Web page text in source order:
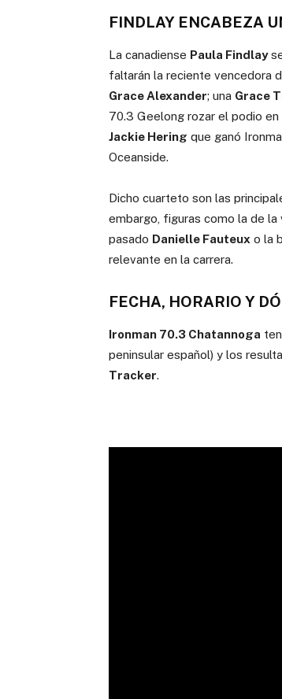
FINDLAY ENCABEZA
La canadiense Paula Findlay
faltarán la reciente vencedora
Grace Alexander; una Grace
70.3 Geelong rozar el podio
Jackie Hering que ganó
Oceanside.
Dicho cuarteto son las
embargo, figuras como la de la
pasado Danielle Fauteux o la
relevante en la carrera.
FECHA, HORARIO Y
Ironman 70.3 Chatannoga
peninsular español) y los
Tracker.